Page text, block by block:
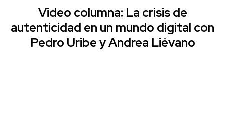
Video columna: La crisis de
autenticidad en un mundo digital con
Pedro Uribe y Andrea Liévano